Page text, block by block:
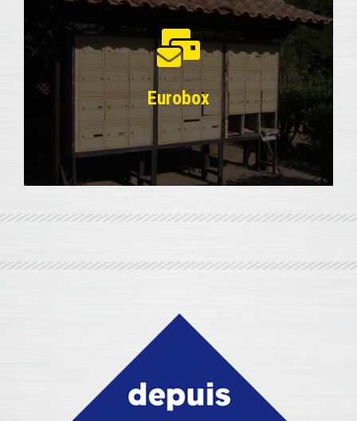
Nous nous déplaçons rapidement pour le
dépannage de votre plomberie, ainsi que pour des
travaux d’assainissement, avec une inspection
vidéo et radiodétection, et pour la recherche de
fuites (y compris piscines) et des réparations.
EN SAVOIR PLUS
Eurobox
Eurobox
normalisées pour l’habitat collectif, ou encore la